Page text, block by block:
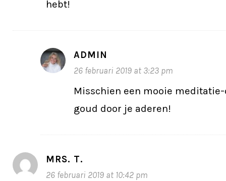
hebt!
ADMIN
26 februari 2019 at 3:23 pm
Misschien een mooie
goud door je aderen!
MRS. T.
26 februari 2019 at 10:42 pm